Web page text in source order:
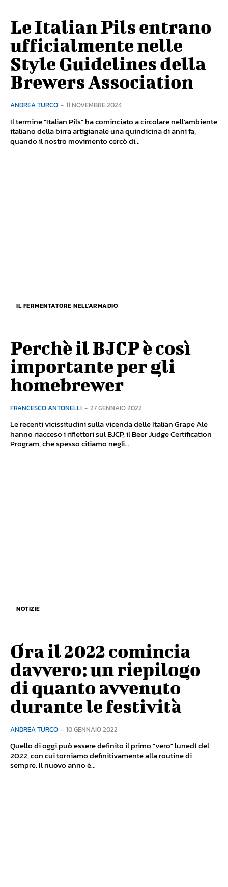
Le Italian Pils entrano
ufficialmente nelle
Style Guidelines della
Brewers Association
ANDREA TURCO - 11 NOVEMBRE 2024
Il termine "Italian Pils" ha cominciato a circolare nell'ambiente
italiano della birra artigianale una quindicina di anni fa,
quando il nostro movimento cercò di...
IL FERMENTATORE NELL'ARMADIO
Perchè il BJCP è così
importante per gli
homebrewer
FRANCESCO ANTONELLI - 27 GENNAIO 2022
Le recenti vicissitudini sulla vicenda delle Italian Grape Ale
hanno riacceso i riflettori sul BJCP, il Beer Judge Certification
Program, che spesso citiamo negli...
NOTIZIE
Ora il 2022 comincia
davvero: un riepilogo
di quanto avvenuto
durante le festività
ANDREA TURCO - 10 GENNAIO 2022
Quello di oggi può essere definito il primo "vero" lunedì del
2022, con cui torniamo definitivamente alla routine di
sempre. Il nuovo anno è...